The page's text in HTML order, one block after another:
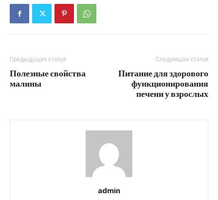
Предыдущая статья
Полезные свойства
малины
Следующая статья
Питание для здорового
функционирования
печени у взрослых
admin